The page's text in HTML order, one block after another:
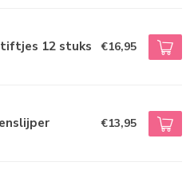
12 stuks €16,95
€13,95